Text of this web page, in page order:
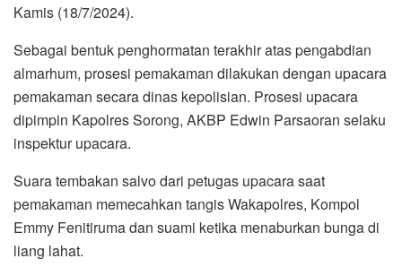
Kamis (18/7/2024).
Sebagai bentuk penghormatan terakhir atas pengabdian
almarhum, prosesi pemakaman dilakukan dengan upacara
pemakaman secara dinas kepolisian. Prosesi upacara
dipimpin Kapolres Sorong, AKBP Edwin Parsaoran selaku
inspektur upacara.
Suara tembakan salvo dari petugas upacara saat
pemakaman memecahkan tangis Wakapolres, Kompol
Emmy Fenitiruma dan suami ketika menaburkan bunga di
liang lahat.